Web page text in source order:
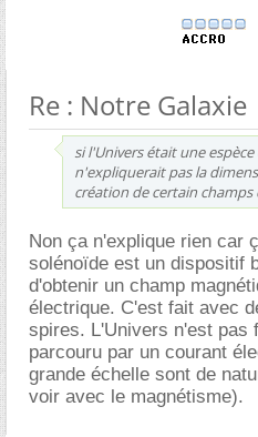
Re : Notre Galaxie
si l'Univers était une
n'expliquerait pas la
création de certain champs
Non ça n'explique rien car
solénoïde est un dispositif
d'obtenir un champ
électrique. C'est fait avec
spires. L'Univers n'est pas
parcouru par un courant
grande échelle sont de
voir avec le magnétisme).